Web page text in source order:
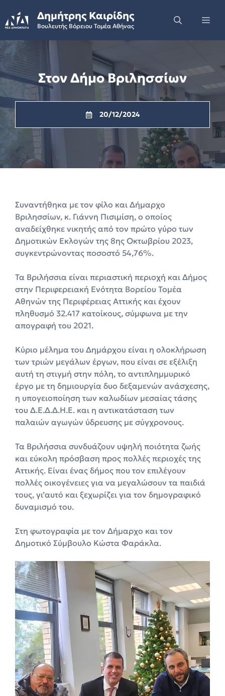
to
content
Δημήτρης Καιρίδης
Βουλευτής Βόρειου Τομέα Αθήνας
Στον Δήμο Βριλησσίων
20/12/2024
Συναντήθηκα με τον φίλο και Δήμαρχο
Βριλησσίων, κ. Γιάννη Πισιμίση, ο οποίος
αναδείχθηκε νικητής από τον πρώτο γύρο των
Δημοτικών Εκλογών της 8ης Οκτωβρίου 2023,
συγκεντρώνοντας ποσοστό 54,76%.
Τα Βριλήσσια είναι περιαστική περιοχή και Δήμος
στην Περιφερειακή Ενότητα Βορείου Τομέα
Αθηνών της Περιφέρειας Αττικής και έχουν
πληθυσμό 32.417 κατοίκους, σύμφωνα με την
απογραφή του 2021.
Κύριο μέλημα του Δημάρχου είναι η ολοκλήρωση
των τριών μεγάλων έργων, που είναι σε εξέλιξη
αυτή τη στιγμή στην πόλη, το αντιπλημμυρικό
έργο με τη δημιουργία δυο δεξαμενών ανάσχεσης,
η υπογειοποίηση των καλωδίων μεσαίας τάσης
του Δ.Ε.Δ.Δ.Η.Ε. και η αντικατάσταση των
παλαιών αγωγών ύδρευσης με σύγχρονους.
Τα Βριλήσσια συνδυάζουν υψηλή ποιότητα ζωής
και εύκολη πρόσβαση προς πολλές περιοχές της
Αττικής. Είναι ένας δήμος που τον επιλέγουν
πολλές οικογένειες για να μεγαλώσουν τα παιδιά
τους, γι’αυτό και ξεχωρίζει για τον δημογραφικό
δυναμισμό του.
Στη φωτογραφία με τον Δήμαρχο και τον
Δημοτικό Σύμβουλο Κώστα Φαράκλα.